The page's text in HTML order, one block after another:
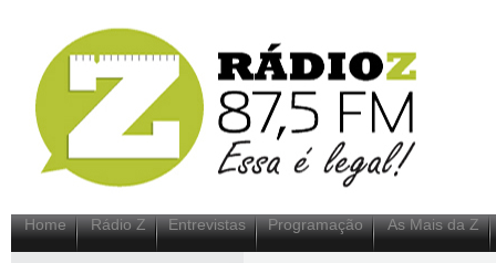
Home Rádio Z Entrevistas Programação As Mais da Z